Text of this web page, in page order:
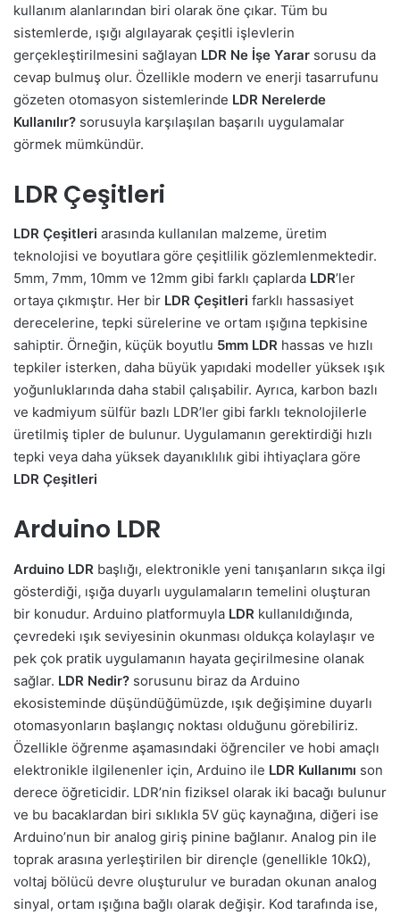
kullanım alanlarından biri olarak öne çıkar. Tüm bu
sistemlerde, ışığı algılayarak çeşitli işlevlerin
gerçekleştirilmesini sağlayan LDR Ne İşe Yarar sorusu da
cevap bulmuş olur. Özellikle modern ve enerji tasarrufunu
gözeten otomasyon sistemlerinde LDR Nerelerde
Kullanılır? sorusuyla karşılaşılan başarılı uygulamalar
görmek mümkündür.
LDR Çeşitleri
LDR Çeşitleri arasında kullanılan malzeme, üretim
teknolojisi ve boyutlara göre çeşitlilik gözlemlenmektedir.
5mm, 7mm, 10mm ve 12mm gibi farklı çaplarda LDR’ler
ortaya çıkmıştır. Her bir LDR Çeşitleri farklı hassasiyet
derecelerine, tepki sürelerine ve ortam ışığına tepkisine
sahiptir. Örneğin, küçük boyutlu 5mm LDR hassas ve hızlı
tepkiler isterken, daha büyük yapıdaki modeller yüksek ışık
yoğunluklarında daha stabil çalışabilir. Ayrıca, karbon bazlı
ve kadmiyum sülfür bazlı LDR’ler gibi farklı teknolojilerle
üretilmiş tipler de bulunur. Uygulamanın gerektirdiği hızlı
tepki veya daha yüksek dayanıklılık gibi ihtiyaçlara göre
LDR Çeşitleri
Arduino LDR
Arduino LDR başlığı, elektronikle yeni tanışanların sıkça ilgi
gösterdiği, ışığa duyarlı uygulamaların temelini oluşturan
bir konudur. Arduino platformuyla LDR kullanıldığında,
çevredeki ışık seviyesinin okunması oldukça kolaylaşır ve
pek çok pratik uygulamanın hayata geçirilmesine olanak
sağlar. LDR Nedir? sorusunu biraz da Arduino
ekosisteminde düşündüğümüzde, ışık değişimine duyarlı
otomasyonların başlangıç noktası olduğunu görebiliriz.
Özellikle öğrenme aşamasındaki öğrenciler ve hobi amaçlı
elektronikle ilgilenenler için, Arduino ile LDR Kullanımı son
derece öğreticidir. LDR’nin fiziksel olarak iki bacağı bulunur
ve bu bacaklardan biri sıklıkla 5V güç kaynağına, diğeri ise
Arduino’nun bir analog giriş pinine bağlanır. Analog pin ile
toprak arasına yerleştirilen bir dirençle (genellikle 10kΩ),
voltaj bölücü devre oluşturulur ve buradan okunan analog
sinyal, ortam ışığına bağlı olarak değişir. Kod tarafında ise,